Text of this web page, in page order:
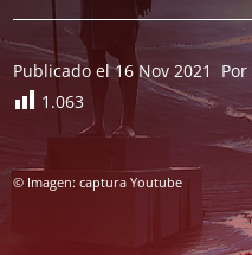
Publicado el 16 Nov 2021 Por
1.063
© Imagen: captura Youtube